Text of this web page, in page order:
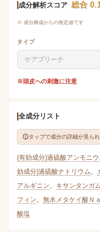
成分解析スコア 総合
※ 成分構成からの推定値です
タイプ
ケアブリーチ
※頭皮への刺激に注意
全成分リスト
タップで成分の詳細が見ら
(有効成分)過硫酸アンモニウ
効成分)過硫酸ナトリウム
アルギニン
キサンタンガ
フィン
無水メタケイ酸Ｎａ
酸塩